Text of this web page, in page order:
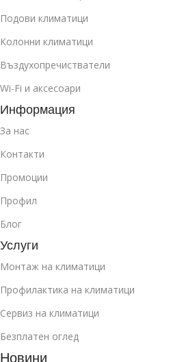
Подови климатици
Колонни климатици
Въздухопречистватели
Wi-Fi и аксесоари
Информация
За нас
Контакти
Промоции
Профил
Блог
Услуги
Монтаж на климатици
Профилактика на климатици
Сервиз на климатици
Безплатен оглед
Новини